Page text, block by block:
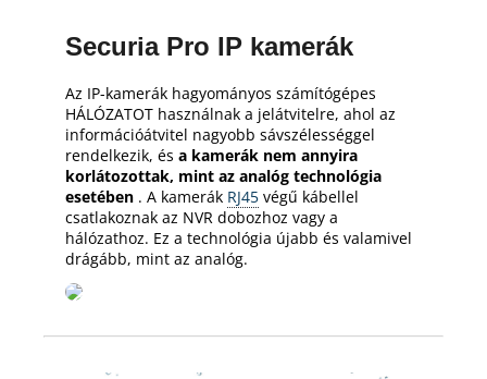
Securia Pro IP kamerák
Az IP-kamerák hagyományos számítógépes
HÁLÓZATOT használnak a jelátvitelre, ahol az
információátvitel nagyobb sávszélességgel
rendelkezik, és a kamerák nem annyira
korlátozottak, mint az analóg technológia
esetében . A kamerák RJ45 végű kábellel
csatlakoznak az NVR dobozhoz vagy a
hálózathoz. Ez a technológia újabb és valamivel
drágább, mint az analóg.